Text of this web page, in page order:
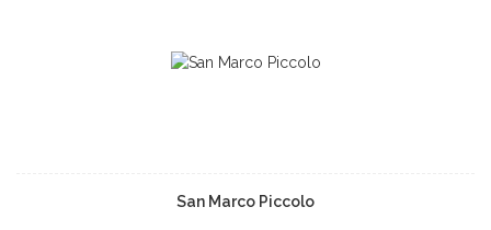
San Marco Piccolo